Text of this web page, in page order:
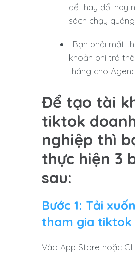
để thay đổi hay
sách chạy
Bạn phải mất
khoản phí trả
tháng cho
Để tạo tài
tiktok doanh
nghiệp thì
thực hiện 3
sau:
Bước 1: Tải
tham gia tiktok
Vào App Store hoặc